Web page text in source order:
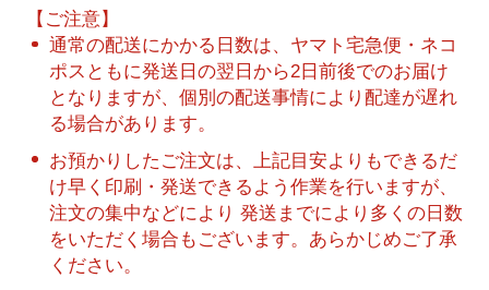
【ご注意】
通常の配送にかかる日数は、ヤマト宅急便・ネコ
ポスともに発送日の翌日から2日前後でのお届け
となりますが、個別の配送事情により配達が遅れ
る場合があります。
お預かりしたご注文は、上記目安よりもできるだ
け早く印刷・発送できるよう作業を行いますが、
注文の集中などにより 発送までにより多くの日数
をいただく場合もございます。あらかじめご了承
ください。